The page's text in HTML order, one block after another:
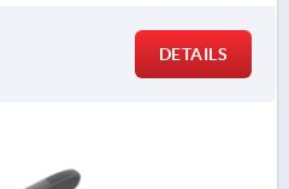
DETAILS